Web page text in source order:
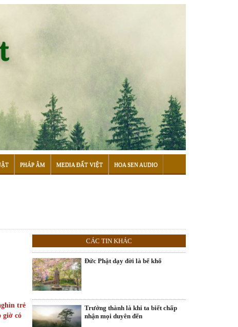
PHÁP ÂM MEDIA ĐẤT VIỆT HOA SEN AUDIO
trẻ
giờ có
CÁC TIN KHÁC
Đức Phật dạy đời là bể khổ
Trưởng thành là khi ta biết chấp
nhận mọi duyên đến